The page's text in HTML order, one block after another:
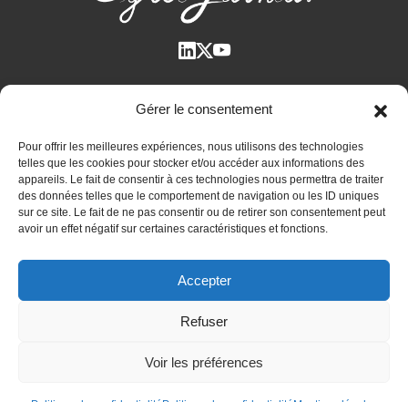
Gérer le consentement
Pour offrir les meilleures expériences, nous utilisons des technologies
telles que les cookies pour stocker et/ou accéder aux informations des
appareils. Le fait de consentir à ces technologies nous permettra de traiter
des données telles que le comportement de navigation ou les ID uniques
sur ce site. Le fait de ne pas consentir ou de retirer son consentement peut
avoir un effet négatif sur certaines caractéristiques et fonctions.
Accepter
Refuser
Voir les préférences
Plan des articles
Cyril Jarnias dans la Presse
Contactez-moi
Immobilier international
Mentions légales -
Politique de confidentialité